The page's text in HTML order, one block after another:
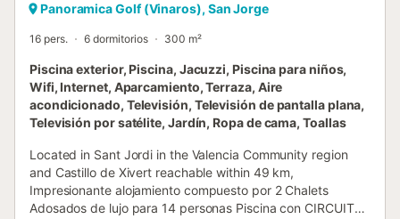
Panoramica Golf (Vinaros), San Jorge
16 pers. 6 dormitorios 300 m²
Piscina exterior, Piscina, Jacuzzi, Piscina para niños,
Wifi, Internet, Aparcamiento, Terraza, Aire
acondicionado, Televisión, Televisión de pantalla plana,
Televisión por satélite, Jardín, Ropa de cama, Toallas
Located in Sant Jordi in the Valencia Community region
and Castillo de Xivert reachable within 49 km,
Impresionante alojamiento compuesto por 2 Chalets
Adosados de lujo para 14 personas Piscina con CIRCUITO